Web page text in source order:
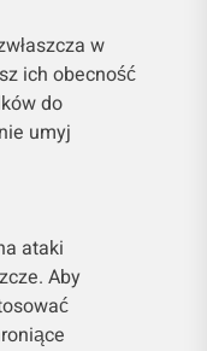
w
ich obecność
do
umyj
ataki
Aby